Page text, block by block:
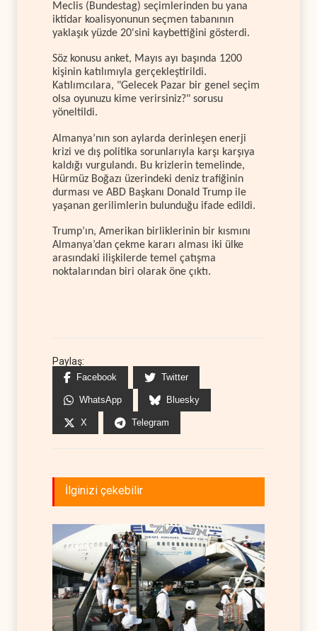
Meclis (Bundestag) seçimlerinden bu yana
iktidar koalisyonunun seçmen tabanının
yaklaşık yüzde 20'sini kaybettiğini gösterdi.
Söz konusu anket, Mayıs ayı başında 1200
kişinin katılımıyla gerçekleştirildi.
Katılımcılara, "Gelecek Pazar bir genel seçim
olsa oyunuzu kime verirsiniz?" sorusu
yöneltildi.
Almanya’nın son aylarda derinleşen enerji
krizi ve dış politika sorunlarıyla karşı karşıya
kaldığı vurgulandı. Bu krizlerin temelinde,
Hürmüz Boğazı üzerindeki deniz trafiğinin
durması ve ABD Başkanı Donald Trump ile
yaşanan gerilimlerin bulunduğu ifade edildi.
Trump’ın, Amerikan birliklerinin bir kısmını
Almanya’dan çekme kararı alması iki ülke
arasındaki ilişkilerde temel çatışma
noktalarından biri olarak öne çıktı.
Paylaş:
Facebook Twitter
WhatsApp Bluesky
X Telegram
İlginizi çekebilir